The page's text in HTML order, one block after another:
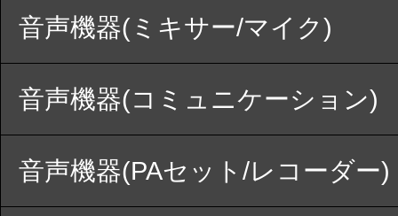
音声機器(ミキサー/マイク)
音声機器(コミュニケーション)
音声機器(PAセット/レコーダー)